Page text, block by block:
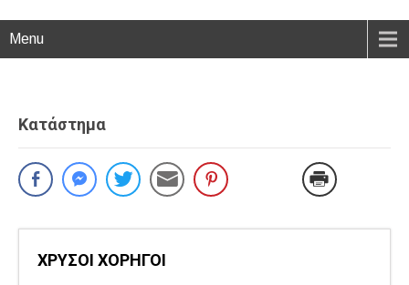
Menu
Κατάστημα
ΧΡΥΣΟΙ ΧΟΡΗΓΟΙ